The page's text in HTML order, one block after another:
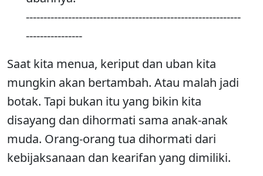
-------------------------------------------------------------
----------------
Saat kita menua, keriput dan uban kita
mungkin akan bertambah. Atau malah jadi
botak. Tapi bukan itu yang bikin kita
disayang dan dihormati sama anak-anak
muda. Orang-orang tua dihormati dari
kebijaksanaan dan kearifan yang dimiliki.